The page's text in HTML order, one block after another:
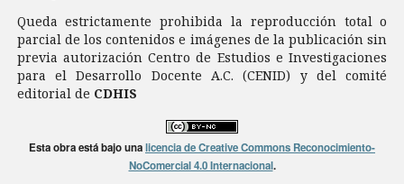
Queda estrictamente prohibida la reproducción total o
parcial de los contenidos e imágenes de la publicación sin
previa autorización Centro de Estudios e Investigaciones
para el Desarrollo Docente A.C. (CENID) y del comité
editorial de CDHIS
Esta obra está bajo unalicencia de Creative Commons Reconocimiento-
NoComercial 4.0 Internacional.